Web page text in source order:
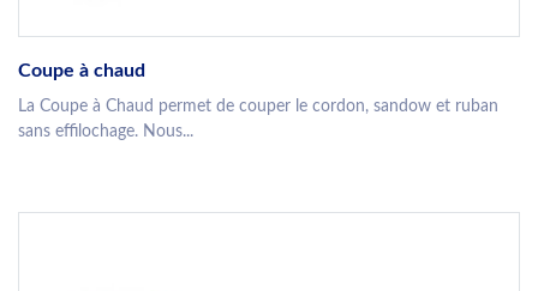
Coupe à chaud
La Coupe à Chaud permet de couper le cordon, sandow et ruban
sans effilochage. Nous...